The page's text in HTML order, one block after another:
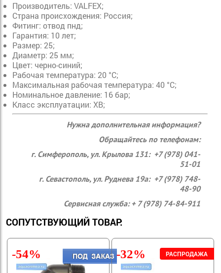
Производитель: VALFEX;
Страна происхождения: Россия;
Фитинг: отвод пнд;
Гарантия: 10 лет;
Размер: 25;
Диаметр: 25 мм;
Цвет: черно-синий;
Рабочая температура: 20 °С;
Максимальная рабочая температура: 40 °С;
Номинальное давление: 16 бар;
Класс эксплуатации: ХВ;
Нужна дополнительная информация?
Обращайтесь по телефонам:
г. Симферополь, ул. Крылова 131: +7 (978) 041-
51-01
г. Севастополь, ул. Руднева 19а: +7 (978) 748-
48-90
Сервисная служба: + 7 (978) 74-84-911
СОПУТСТВУЮЩИЙ ТОВАР:
-54% -32%